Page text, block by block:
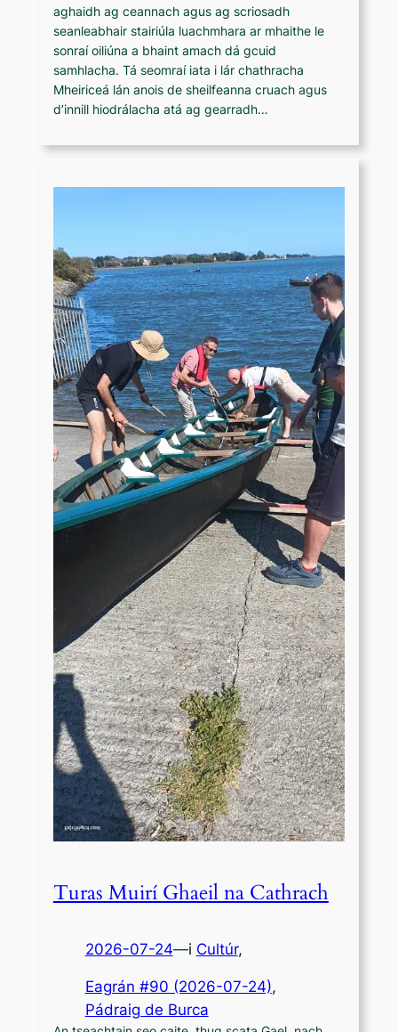
aghaidh ag ceannach agus ag scriosadh
seanleabhair stairiúla luachmhara ar mhaithe le
sonraí oiliúna a bhaint amach dá gcuid
samhlacha. Tá seomraí iata i lár chathracha
Mheiriceá lán anois de sheilfeanna cruach agus
d’innill hiodrálacha atá ag gearradh…
Turas Muirí Ghaeil na Cathrach
2026-07-24—i Cultúr,
Eagrán #90 (2026-07-24)
Pádraig de Burca